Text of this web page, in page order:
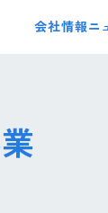
会社情報ニ